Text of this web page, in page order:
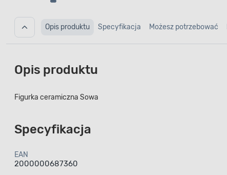
Opis produktu Specyfikacja Możesz potrzebować
Opis produktu
Figurka ceramiczna Sowa
Specyfikacja
EAN
2000000687360